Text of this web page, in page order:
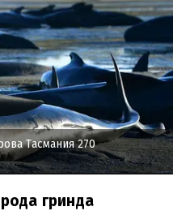
Тасмания 270
гринда